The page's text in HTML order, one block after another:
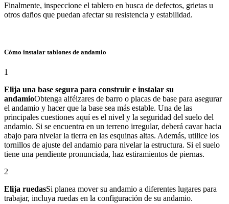
Finalmente, inspeccione el tablero en busca de defectos, grietas u
otros daños que puedan afectar su resistencia y estabilidad.
Cómo instalar tablones de andamio
1
Elija una base segura para construir e instalar su
andamioObtenga alféizares de barro o placas de base para asegurar
el andamio y hacer que la base sea más estable. Una de las
principales cuestiones aquí es el nivel y la seguridad del suelo del
andamio. Si se encuentra en un terreno irregular, deberá cavar hacia
abajo para nivelar la tierra en las esquinas altas. Además, utilice los
tornillos de ajuste del andamio para nivelar la estructura. Si el suelo
tiene una pendiente pronunciada, haz estiramientos de piernas.
2
Elija ruedasSi planea mover su andamio a diferentes lugares para
trabajar, incluya ruedas en la configuración de su andamio.